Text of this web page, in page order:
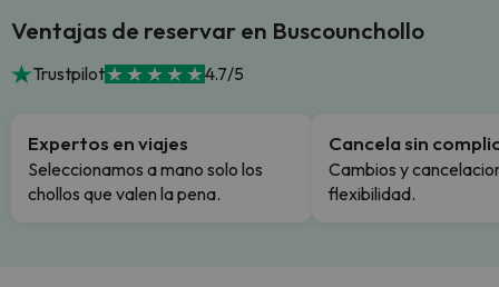
Ventajas de reservar en Buscounchollo
Trustpilot 4.7/5
Expertos en viajes
Seleccionamos a mano solo los
chollos que valen la pena.
Cancela sin
Cambios y
flexibilidad.